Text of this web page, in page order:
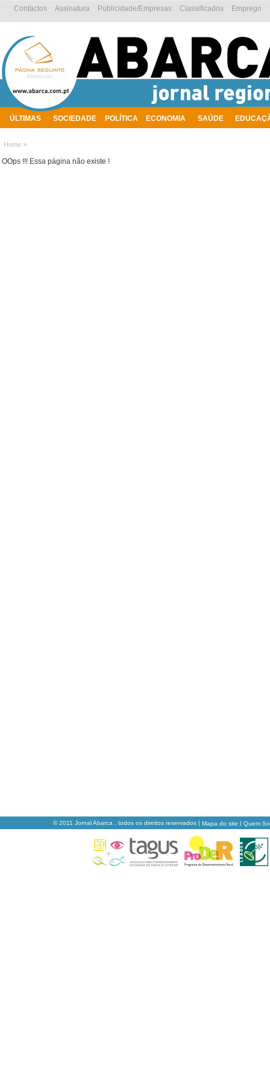
ÚLTIMAS SOCIEDADE POLÍTICA ECONOMIA SAÚDE
Emprego
Classificados
Publicidade/Empresas
Assinatura
Contactos
Home »
OOps !!! Essa página não existe !
© 2011 Jornal Abarca , todos os direitos reservados | Mapa do site | Quem